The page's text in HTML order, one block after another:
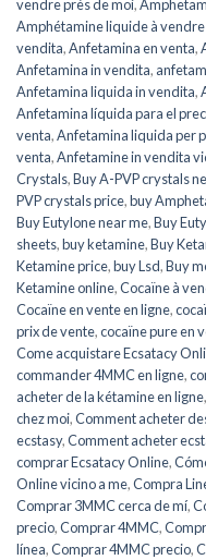
vendre près de moi,
Amphétamine liquide à
vendita,Anfetamina en venta,
Anfetamina in vendita,
Anfetamina liquida in vendita,
Anfetamina líquida para el
venta,Anfetamina liquida per
venta,Anfetamine in vendita
Crystals,Buy A-PVP crystals
PVP crystals price,buy
Buy Eutylone near me,Buy
sheets,buy ketamine,Buy
Ketamine price,buy Lsd,Buy
Ketamine online,Cocaïne à
Cocaïne en vente en ligne,
prix de vente,cocaïne pure en
Come acquistare Ecsatacy
commander 4MMC en ligne,
acheter de la kétamine en ligne,
chez moi,Comment acheter
ecstasy,Comment acheter
comprar Ecsatacy Online,
Online vicino a me,Compra
Comprar 3MMC cerca de mí,
precio,Comprar 4MMC,
línea,Comprar 4MMC precio,